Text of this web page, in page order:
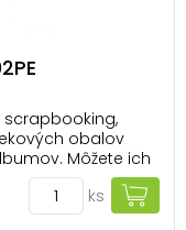
scrapbooking,
obalov
Môžete ich
a iné hladké
nalepte tam, kde
ks